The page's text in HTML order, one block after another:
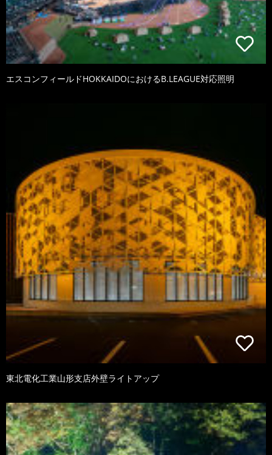
エスコンフィールドHOKKAIDOにおけるB.LEAGUE対応照明
東北電化工業山形支店外壁ライトアップ